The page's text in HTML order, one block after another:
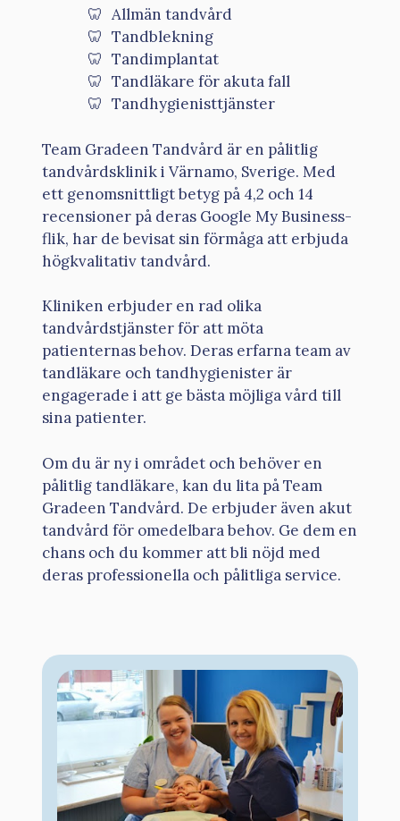
Allmän tandvård
Tandblekning
Tandimplantat
Tandläkare för akuta fall
Tandhygienisttjänster
Team Gradeen Tandvård är en pålitlig
tandvårdsklinik i Värnamo, Sverige. Med
ett genomsnittligt betyg på 4,2 och 14
recensioner på deras Google My Business-
flik, har de bevisat sin förmåga att erbjuda
högkvalitativ tandvård.
Kliniken erbjuder en rad olika
tandvårdstjänster för att möta
patienternas behov. Deras erfarna team av
tandläkare och tandhygienister är
engagerade i att ge bästa möjliga vård till
sina patienter.
Om du är ny i området och behöver en
pålitlig tandläkare, kan du lita på Team
Gradeen Tandvård. De erbjuder även akut
tandvård för omedelbara behov. Ge dem en
chans och du kommer att bli nöjd med
deras professionella och pålitliga service.